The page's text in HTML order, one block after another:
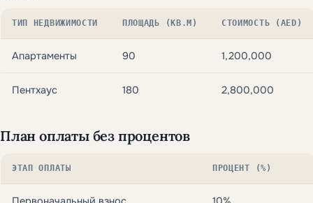
ТИП НЕДВИЖИМОСТИ ПЛОЩАДЬ (КВ.М) СТОИМОСТЬ (AED)
Апартаменты 90 1,200,000
Пентхаус 180 2,800,000
План оплаты без процентов
ЭТАП ОПЛАТЫ ПРОЦЕНТ (%)